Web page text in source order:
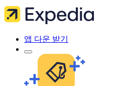
앱 다운 받기